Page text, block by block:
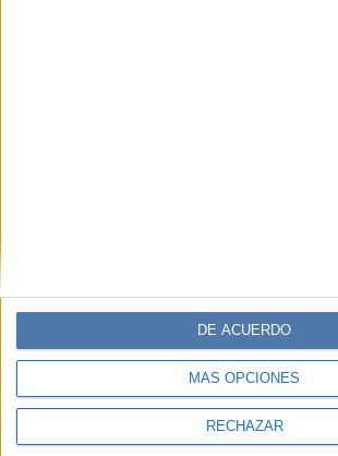
MÁS OPCIONES
RECHAZAR
DE ACUERDO